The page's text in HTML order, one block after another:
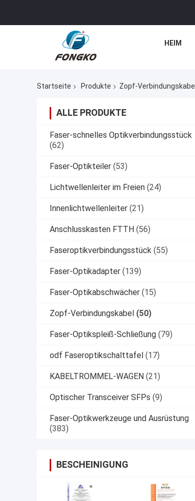
HEIM
Startseite Produkte Zopf-Verbindungskabel
ALLE PRODUKTE
Faser-schnelles Optikverbindungsstück
(62)
Faser-Optikteiler (53)
Lichtwellenleiter im Freien (24)
Innenlichtwellenleiter (21)
Anschlusskasten FTTH (56)
Faseroptikverbindungsstück (55)
Faser-Optikadapter (139)
Faser-Optikabschwächer (15)
Zopf-Verbindungskabel (50)
Faser-Optikspleiß-Schließung (79)
odf Faseroptikschalttafel (17)
KABELTROMMEL-WAGEN (21)
Optischer Transceiver SFPs (9)
Faser-Optikwerkzeuge und Ausrüstung
(383)
BESCHEINIGUNG